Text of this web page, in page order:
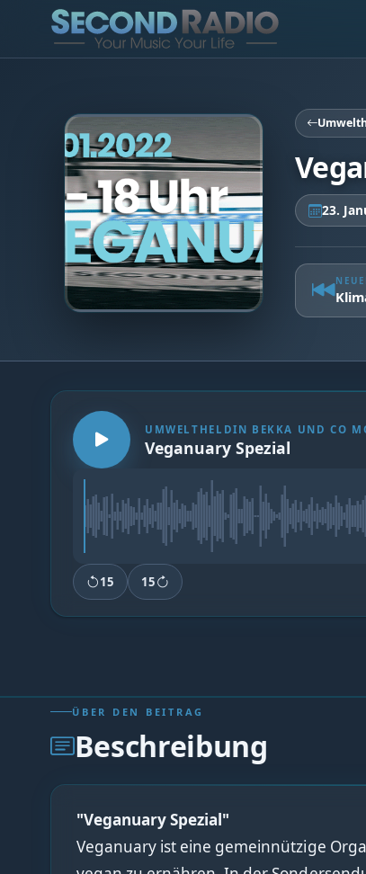
23.
UMWELTHELDIN BEKKA UND CO
Veganuary Spezial
15 15
ÜBER DEN BEITRAG
Beschreibung
"Veganuary Spezial"
Veganuary ist eine gemeinnützige